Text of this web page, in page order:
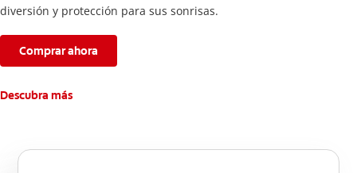
diversión y protección para sus sonrisas.
Comprar ahora
Descubra más